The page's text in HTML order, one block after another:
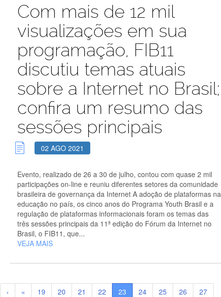
Com mais de 12 mil
visualizações em sua
programação, FIB11
discutiu temas atuais
sobre a Internet no Brasil;
confira um resumo das
sessões principais
02 AGO 2021
Evento, realizado de 26 a 30 de julho, contou com quase 2 mil
participações on-line e reuniu diferentes setores da comunidade
brasileira de governança da Internet A adoção de plataformas na
educação no país, os cinco anos do Programa Youth Brasil e a
regulação de plataformas informacionais foram os temas das
três sessões principais da 11ª edição do Fórum da Internet no
Brasil, o FIB11, que...
VEJA MAIS
‹ « 19 20 21 22 23 24 25 26
27